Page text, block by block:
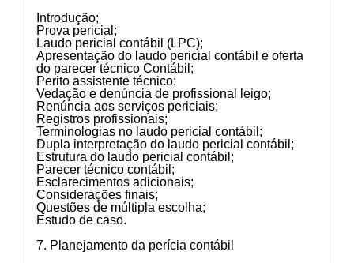
Introdução;
Prova pericial;
Laudo pericial contábil (LPC);
Apresentação do laudo pericial contábil e oferta
do parecer técnico Contábil;
Perito assistente técnico;
Vedação e denúncia de profissional leigo;
Renúncia aos serviços periciais;
Registros profissionais;
Terminologias no laudo pericial contábil;
Dupla interpretação do laudo pericial contábil;
Estrutura do laudo pericial contábil;
Parecer técnico contábil;
Esclarecimentos adicionais;
Considerações finais;
Questões de múltipla escolha;
Estudo de caso.
7. Planejamento da perícia contábil